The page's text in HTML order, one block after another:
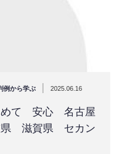
例から学ぶ | 2025.06.16
て 安心 名古屋
滋賀県 セカン